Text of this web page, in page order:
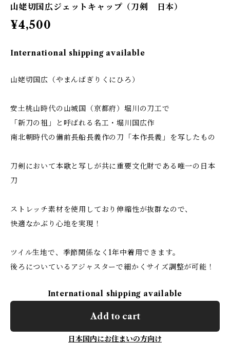
山姥切国広ジェットキャップ（刀剣 日本）
¥4,500
International shipping available
山姥切国広（やまんばぎりくにひろ）
安土桃山時代の山城国（京都府）堀川の刀工で
「新刀の祖」と呼ばれる名工・堀川国広作
南北朝時代の備前長船長義作の刀「本作長義」を写したもの
刀剣において本歌と写しが共に重要文化財である唯一の日本
刀
ストレッチ素材を使用しており伸縮性が抜群なので、
快適なかぶり心地を実現！
ツイル生地で、季節関係なく1年中着用できます。
後ろについているアジャスターで細かくサイズ調整が可能！
International shipping available
Add to cart
日本国内にお住まいの方向け